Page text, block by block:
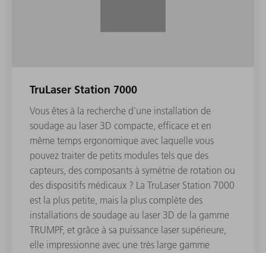
TruLaser Station 7000
Vous êtes à la recherche d'une installation de
soudage au laser 3D compacte, efficace et en
même temps ergonomique avec laquelle vous
pouvez traiter de petits modules tels que des
capteurs, des composants à symétrie de rotation ou
des dispositifs médicaux ? La TruLaser Station 7000
est la plus petite, mais la plus complète des
installations de soudage au laser 3D de la gamme
TRUMPF, et grâce à sa puissance laser supérieure,
elle impressionne avec une très large gamme